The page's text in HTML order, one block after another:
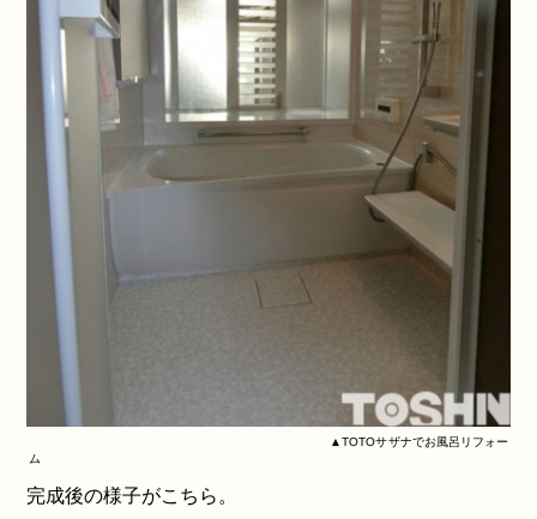
▲TOTOサザナでお風呂リフォー
ム
完成後の様子がこちら。